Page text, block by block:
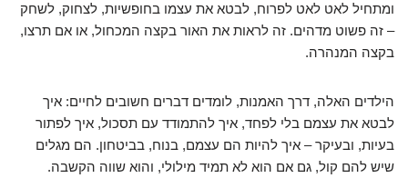
ומתחיל לאט לאט לפרוח, לבטא את עצמו בחופשיות, לצחוק, לשחק
– זה פשוט מדהים. זה לראות את האור בקצה המכחול, או אם תרצו,
בקצה המנהרה.
הילדים האלה, דרך האמנות, לומדים דברים חשובים לחיים: איך
לבטא את עצמם בלי לפחד, איך להתמודד עם תסכול, איך לפתור
בעיות, ובעיקר – איך להיות הם עצמם, בנוח, בביטחון. הם מגלים
שיש להם קול, גם אם הוא לא תמיד מילולי, והוא שווה הקשבה.